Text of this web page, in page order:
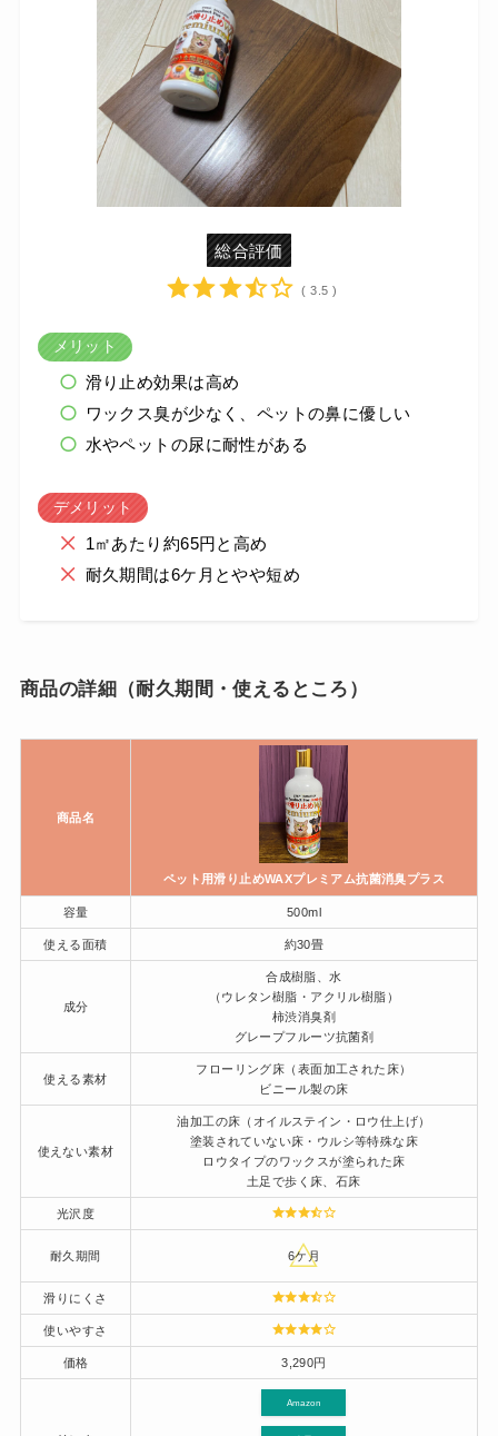
総合評価
( 3.5 )
メリット
滑り止め効果は高め
ワックス臭が少なく、ペットの鼻に優しい
水やペットの尿に耐性がある
デメリット
1㎡あたり約65円と高め
耐久期間は6ケ月とやや短め
商品の詳細（耐久期間・使えるところ）
商品名
ペット用滑り止めWAXプレミアム抗菌消臭プラス
容量 500ml
使える面積 約30畳
成分
合成樹脂、水
（ウレタン樹脂・アクリル樹脂）
柿渋消臭剤
グレープフルーツ抗菌剤
使える素材
フローリング床（表面加工された床）
ビニール製の床
使えない素材
油加工の床（オイルステイン・ロウ仕上げ）
塗装されていない床・ウルシ等特殊な床
ロウタイプのワックスが塗られた床
土足で歩く床、石床
光沢度
耐久期間 6ケ月
滑りにくさ
使いやすさ
価格 3,290円
Amazon